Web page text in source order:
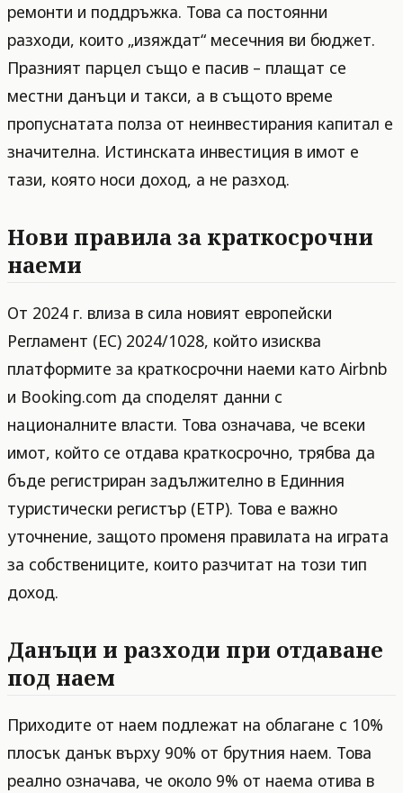
ремонти и поддръжка. Това са постоянни
разходи, които „изяждат“ месечния ви бюджет.
Празният парцел също е пасив – плащат се
местни данъци и такси, а в същото време
пропуснатата полза от неинвестирания капитал е
значителна. Истинската инвестиция в имот е
тази, която носи доход, а не разход.
Нови правила за краткосрочни
наеми
От 2024 г. влиза в сила новият европейски
Регламент (ЕС) 2024/1028, който изисква
платформите за краткосрочни наеми като Airbnb
и Booking.com да споделят данни с
националните власти. Това означава, че всеки
имот, който се отдава краткосрочно, трябва да
бъде регистриран задължително в Единния
туристически регистър (ЕТР). Това е важно
уточнение, защото променя правилата на играта
за собствениците, които разчитат на този тип
доход.
Данъци и разходи при отдаване
под наем
Приходите от наем подлежат на облагане с 10%
плосък данък върху 90% от брутния наем. Това
реално означава, че около 9% от наема отива в